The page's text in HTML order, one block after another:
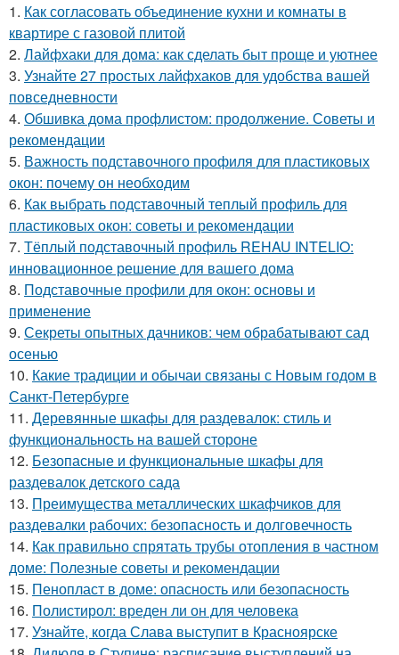
1. Как согласовать объединение кухни и комнаты в
квартире с газовой плитой
2. Лайфхаки для дома: как сделать быт проще и уютнее
3. Узнайте 27 простых лайфхаков для удобства вашей
повседневности
4. Обшивка дома профлистом: продолжение. Советы и
рекомендации
5. Важность подставочного профиля для пластиковых
окон: почему он необходим
6. Как выбрать подставочный теплый профиль для
пластиковых окон: советы и рекомендации
7. Тёплый подставочный профиль REHAU INTELIO:
инновационное решение для вашего дома
8. Подставочные профили для окон: основы и
применение
9. Секреты опытных дачников: чем обрабатывают сад
осенью
10. Какие традиции и обычаи связаны с Новым годом в
Санкт-Петербурге
11. Деревянные шкафы для раздевалок: стиль и
функциональность на вашей стороне
12. Безопасные и функциональные шкафы для
раздевалок детского сада
13. Преимущества металлических шкафчиков для
раздевалки рабочих: безопасность и долговечность
14. Как правильно спрятать трубы отопления в частном
доме: Полезные советы и рекомендации
15. Пенопласт в доме: опасность или безопасность
16. Полистирол: вреден ли он для человека
17. Узнайте, когда Слава выступит в Красноярске